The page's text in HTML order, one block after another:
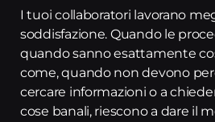
I tuoi collaboratori lavorano
soddisfazione. Quando le
quando sanno esattamente
come, quando non devono
cercare informazioni o a
cose banali, riescono a dare il